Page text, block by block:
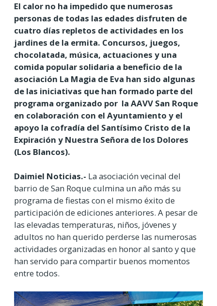
El calor no ha impedido que numerosas
personas de todas las edades disfruten de
cuatro días repletos de actividades en los
jardines de la ermita. Concursos, juegos,
chocolatada, música, actuaciones y una
comida popular solidaria a beneficio de la
asociación La Magia de Eva han sido algunas
de las iniciativas que han formado parte del
programa organizado por la AAVV San Roque
en colaboración con el Ayuntamiento y el
apoyo la cofradía del Santísimo Cristo de la
Expiración y Nuestra Señora de los Dolores
(Los Blancos).
Daimiel Noticias.- La asociación vecinal del
barrio de San Roque culmina un año más su
programa de fiestas con el mismo éxito de
participación de ediciones anteriores. A pesar de
las elevadas temperaturas, niños, jóvenes y
adultos no han querido perderse las numerosas
actividades organizadas en honor al santo y que
han servido para compartir buenos momentos
entre todos.